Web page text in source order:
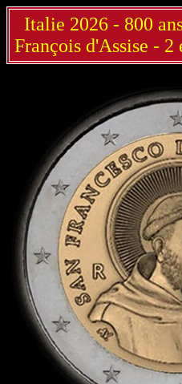
Italie 2026 - 800
François d'Assise -